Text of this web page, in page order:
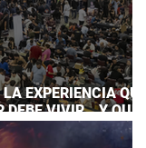
EXPERIENCIA QUE
DEBE VIVIR… Y QUE
DISFRUTAR A TU